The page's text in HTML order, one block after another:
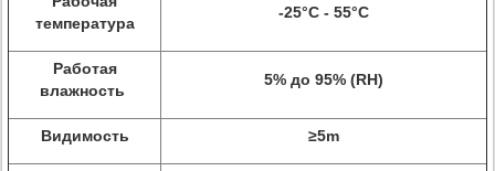
температура
-25°C - 55°C
Работая
влажность
5% до 95% (RH)
Видимость ≥5m